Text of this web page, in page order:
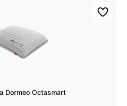
Dormeo Octasmart